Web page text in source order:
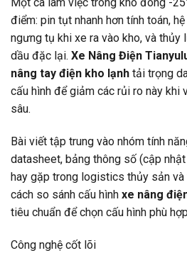
Một ca làm việc trong kho đông -
điểm: pin tụt nhanh hơn tính toán,
ngưng tụ khi xe ra vào kho, và thủy
dầu đặc lại. Xe Nâng Điện
nâng tay điện kho lạnh tải trọng
cấu hình để giảm các rủi ro này khi
sâu.
Bài viết tập trung vào nhóm tính
datasheet, bảng thông số (cập
hay gặp trong logistics thủy sản
cách so sánh cấu hình xe nâng
tiêu chuẩn để chọn cấu hình phù
Công nghệ cốt lõi